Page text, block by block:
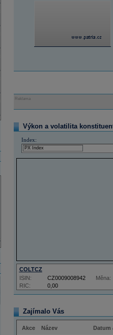
Reklama
Výkon a volatilita
Index:
COLTCZ
RIC: 0,00
ISIN: CZ0009008942 Měna:
Zajímalo Vás
Akce Název Datum